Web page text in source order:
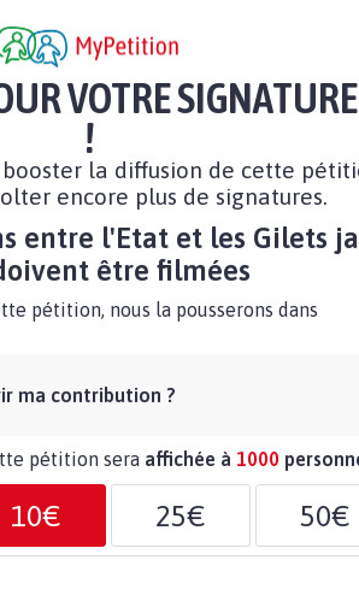
VOTRE SIGNATURE
!
la diffusion de cette
encore plus de signatures.
entre l'Etat et les Gilets
être filmées
pétition, nous la pousserons dans
ma contribution ?
pétition sera affichée à 1000
10€ 25€ 50€